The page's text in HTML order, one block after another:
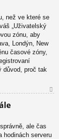
or
než ve které se
„Uživatelský
zónu, aby
Londýn, New
časové zóny,
důvod, proč tak
ale čas
hodinách serveru